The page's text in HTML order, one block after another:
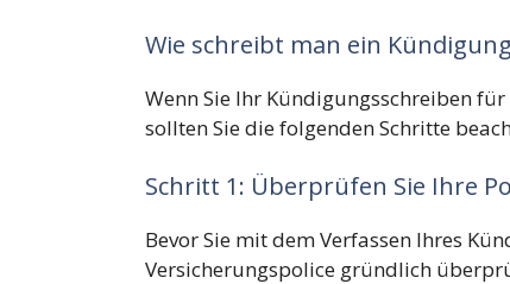
Wie schreibt man ein
Wenn Sie Ihr Kündigungsschreiben
sollten Sie die folgenden Schritte
Schritt 1: Überprüfen Sie Ihre
Bevor Sie mit dem Verfassen Ihres
Versicherungspolice gründlich